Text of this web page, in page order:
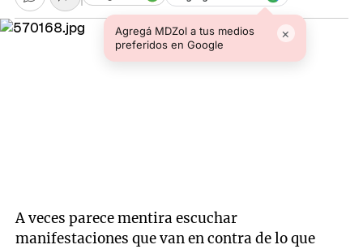
Agregá MDZol a tus medios
preferidos en Google
×
A veces parece mentira escuchar
manifestaciones que van en contra de lo que